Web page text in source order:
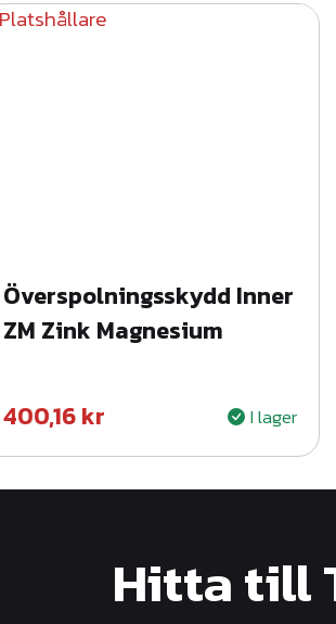
Överspolningsskydd Inner
ZM Zink Magnesium
400,16kr I lager
Hitta till